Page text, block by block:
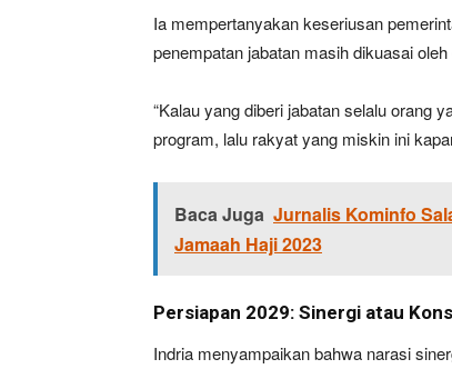
Ia mempertanyakan keseriusan
penempatan jabatan masih dikuasai
“Kalau yang diberi jabatan selalu orang
program, lalu rakyat yang miskin ini
Baca Juga Jurnalis Kominfo
Jamaah Haji 2023
Persiapan 2029: Sinergi atau
Indria menyampaikan bahwa narasi